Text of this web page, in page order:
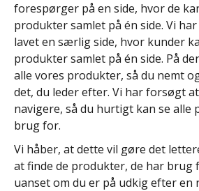
forespørger på en side, hvor de
produkter samlet på én side. Vi
lavet en særlig side, hvor kunder
produkter samlet på én side. På
alle vores produkter, så du nemt
det, du leder efter. Vi har forsøgt
navigere, så du hurtigt kan se alle
brug for.
Vi håber, at dette vil gøre det
at finde de produkter, de har brug
uanset om du er på udkig efter en